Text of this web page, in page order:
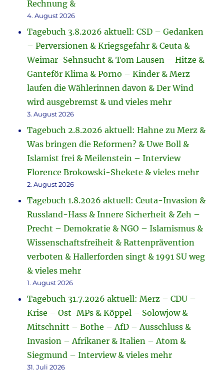
Rechnung &
4. August 2026
Tagebuch 3.8.2026 aktuell: CSD – Gedanken
– Perversionen & Kriegsgefahr & Ceuta &
Weimar-Sehnsucht & Tom Lausen – Hitze &
Ganteför Klima & Porno – Kinder & Merz
laufen die Wählerinnen davon & Der Wind
wird ausgebremst & und vieles mehr
3. August 2026
Tagebuch 2.8.2026 aktuell: Hahne zu Merz &
Was bringen die Reformen? & Uwe Boll &
Islamist frei & Meilenstein – Interview
Florence Brokowski-Shekete & vieles mehr
2. August 2026
Tagebuch 1.8.2026 aktuell: Ceuta-Invasion &
Russland-Hass & Innere Sicherheit & Zeh –
Precht – Demokratie & NGO – Islamismus &
Wissenschaftsfreiheit & Rattenprävention
verboten & Hallerforden singt & 1991 SU weg
& vieles mehr
1. August 2026
Tagebuch 31.7.2026 aktuell: Merz – CDU –
Krise – Ost-MPs & Köppel – Solowjow &
Mitschnitt – Bothe – AfD – Ausschluss &
Invasion – Afrikaner & Italien – Atom &
Siegmund – Interview & vieles mehr
31. Juli 2026